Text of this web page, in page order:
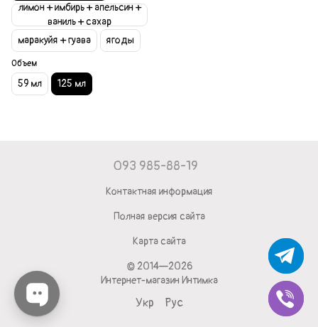
лимон + имбирь + апельсин +
ваниль + сахар
маракуйя + гуава
ягоды
Объем
59 мл 125 мл
093 985-88-19
Контактная информация
Полная версия сайта
Карта сайта
© 2014—2026
Интернет-магазин Интимка
Укр Рус